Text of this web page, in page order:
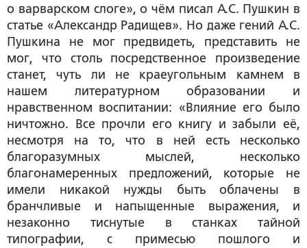
о варварском слоге», о чём писал А.С. Пушкин в
статье «Александр Радищев». Но даже гений А.С.
Пушкина не мог предвидеть, представить не
мог, что столь посредственное произведение
станет, чуть ли не краеугольным камнем в
нашем литературном образовании и
нравственном воспитании: «Влияние его было
ничтожно. Все прочли его книгу и забыли её,
несмотря на то, что в ней есть несколько
благоразумных мыслей, несколько
благонамеренных предложений, которые не
имели никакой нужды быть облачены в
бранчливые и напыщенные выражения, и
незаконно тиснутые в станках тайной
типографии, с примесью пошлого и